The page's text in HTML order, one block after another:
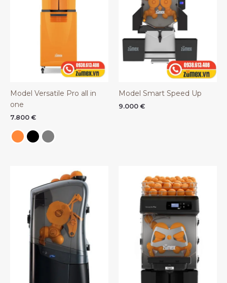
Model Versatile Pro all in
one
7.800 €
Model Smart Speed Up
9.000 €